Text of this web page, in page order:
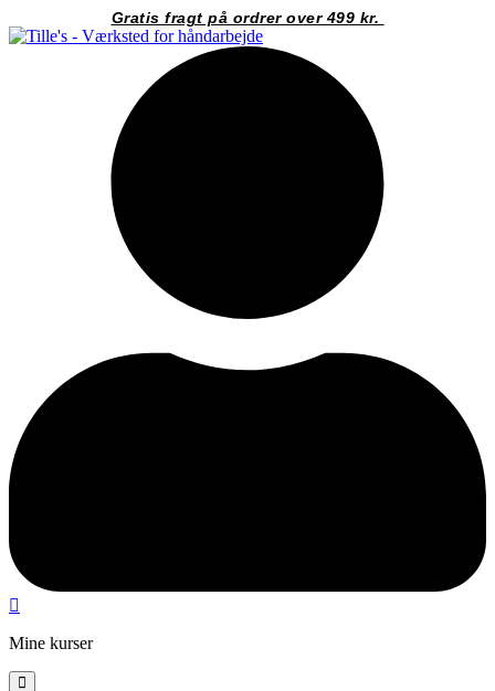
til
Gratis fragt på ordrer over 499 kr.
Mine kurser